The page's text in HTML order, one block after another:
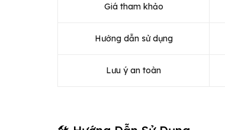
Giá tham khảo
Hướng dẫn sử dụng
Lưu ý an toàn